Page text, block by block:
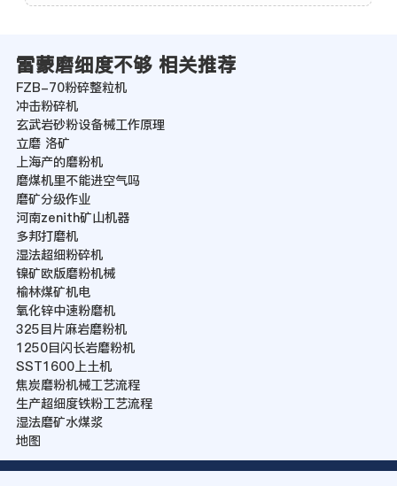
雷蒙磨细度不够 相关推荐
FZB-70粉碎整粒机
冲击粉碎机
玄武岩砂粉设备械工作原理
立磨 洛矿
上海产的磨粉机
磨煤机里不能进空气吗
磨矿分级作业
河南zenith矿山机器
多邦打磨机
湿法超细粉碎机
镍矿欧版磨粉机械
榆林煤矿机电
氧化锌中速粉磨机
325目片麻岩磨粉机
1250目闪长岩磨粉机
SST1600上土机
焦炭磨粉机械工艺流程
生产超细度铁粉工艺流程
湿法磨矿水煤浆
地图